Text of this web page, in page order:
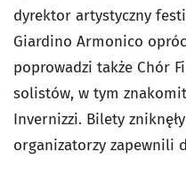
dyrektor artystyczny
Giardino Armonico
poprowadzi także Chór
solistów, w tym
Invernizzi. Bilety
organizatorzy zapewnili